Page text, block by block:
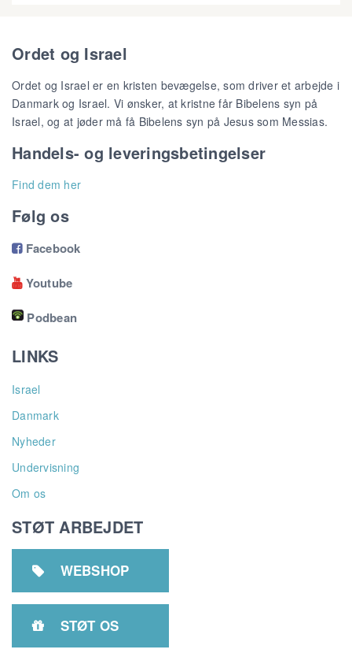
Ordet og Israel
Ordet og Israel er en kristen bevægelse, som driver et arbejde i
Danmark og Israel. Vi ønsker, at kristne får Bibelens syn på
Israel, og at jøder må få Bibelens syn på Jesus som Messias.
Handels- og leveringsbetingelser
Find dem her
Følg os
Facebook
Youtube
Podbean
LINKS
Israel
Danmark
Nyheder
Undervisning
Om os
STØT ARBEJDET
 WEBSHOP
 STØT OS